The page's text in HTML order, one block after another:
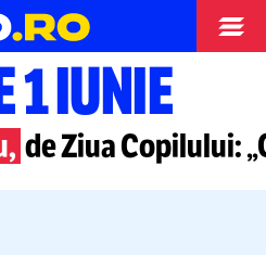
1 IUNIE
de Ziua Copilului: